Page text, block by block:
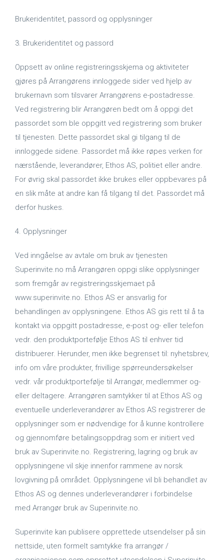
Brukeridentitet, passord og opplysninger
3. Brukeridentitet og passord
Oppsett av online registreringsskjema og aktiviteter
gjøres på Arrangørens innloggede sider ved hjelp av
brukernavn som tilsvarer Arrangørens e-postadresse.
Ved registrering blir Arrangøren bedt om å oppgi det
passordet som ble oppgitt ved registrering som bruker
til tjenesten. Dette passordet skal gi tilgang til de
innloggede sidene. Passordet må ikke røpes verken for
nærstående, leverandører, Ethos AS, politiet eller andre.
For øvrig skal passordet ikke brukes eller oppbevares på
en slik måte at andre kan få tilgang til det. Passordet må
derfor huskes.
4. Opplysninger
Ved inngåelse av avtale om bruk av tjenesten
Superinvite.no må Arrangøren oppgi slike opplysninger
som fremgår av registreringsskjemaet på
www.superinvite.no. Ethos AS er ansvarlig for
behandlingen av opplysningene. Ethos AS gis rett til å ta
kontakt via oppgitt postadresse, e-post og- eller telefon
vedr. den produktportefølje Ethos AS til enhver tid
distribuerer. Herunder, men ikke begrenset til: nyhetsbrev,
info om våre produkter, frivillige spørreundersøkelser
vedr. vår produktportefølje til Arrangør, medlemmer og-
eller deltagere. Arrangøren samtykker til at Ethos AS og
eventuelle underleverandører av Ethos AS registrerer de
opplysninger som er nødvendige for å kunne kontrollere
og gjennomføre betalingsoppdrag som er initiert ved
bruk av Superinvite.no. Registrering, lagring og bruk av
opplysningene vil skje innenfor rammene av norsk
lovgivning på området. Opplysningene vil bli behandlet av
Ethos AS og dennes underleverandører i forbindelse
med Arrangør bruk av Superinvite.no.
Superinvite kan publisere opprettede utsendelser på sin
nettside, uten formelt samtykke fra arrangør /